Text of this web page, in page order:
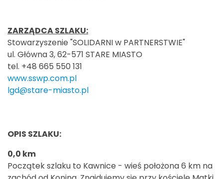
ZARZĄDCA SZLAKU:
Stowarzyszenie "SOLIDARNI w PARTNERSTWIE"
ul. Główna 3, 62-571 STARE MIASTO
tel. +48 665 550 131
www.sswp.com.pl
lgd@stare-miasto.pl
OPIS SZLAKU:
0,0 km
Początek szlaku to Kawnice - wieś położona 6 km na